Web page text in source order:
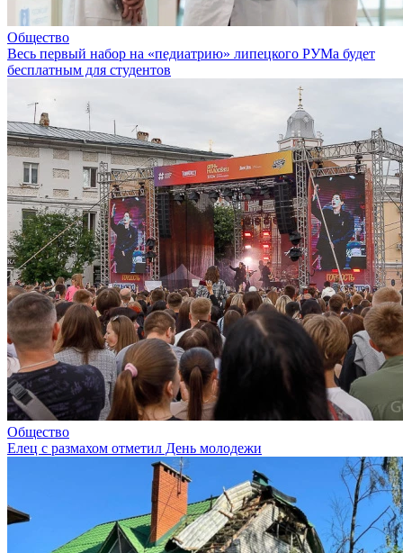
Общество
Весь первый набор на «педиатрию» липецкого РУМа будет
бесплатным для студентов
Общество
Елец с размахом отметил День молодежи